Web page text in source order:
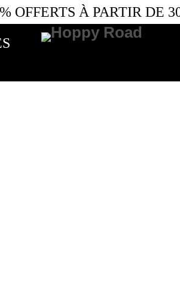
À PARTIR DE 30€